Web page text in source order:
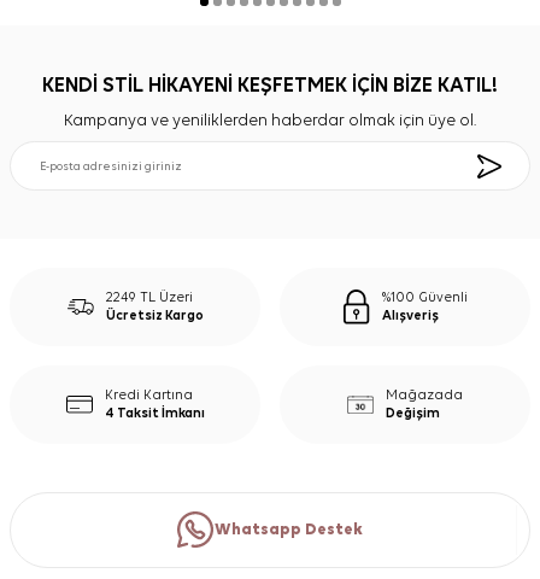
KENDİ STİL HİKAYENİ KEŞFETMEK İÇİN BİZE KATIL!
Kampanya ve yeniliklerden haberdar olmak için üye ol.
2249 TL Üzeri
Ücretsiz Kargo
%100 Güvenli
Alışveriş
Kredi Kartına
4 Taksit İmkanı
Mağazada
Değişim
Whatsapp Destek